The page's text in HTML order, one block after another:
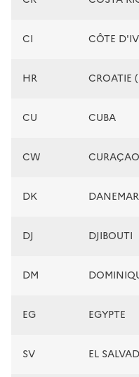
CI CÔTE
HR CROATIE
CU CUBA
CW CURAÇAO
DK
DJ DJIBOUTI
DM
EG EGYPTE
SV EL